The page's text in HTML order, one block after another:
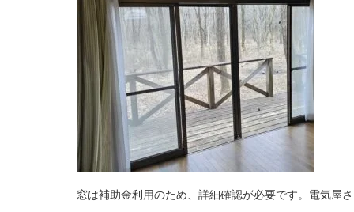
窓は補助金利用のため、詳細確認が必要です。電気屋